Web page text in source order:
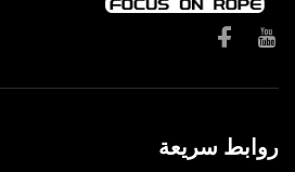
روابط سريعة